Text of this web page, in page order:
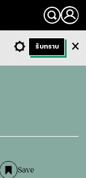
Search
Save
Dark ฟังข่าว
รับทราบ